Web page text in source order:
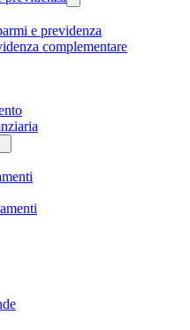
e previdenza
complementare